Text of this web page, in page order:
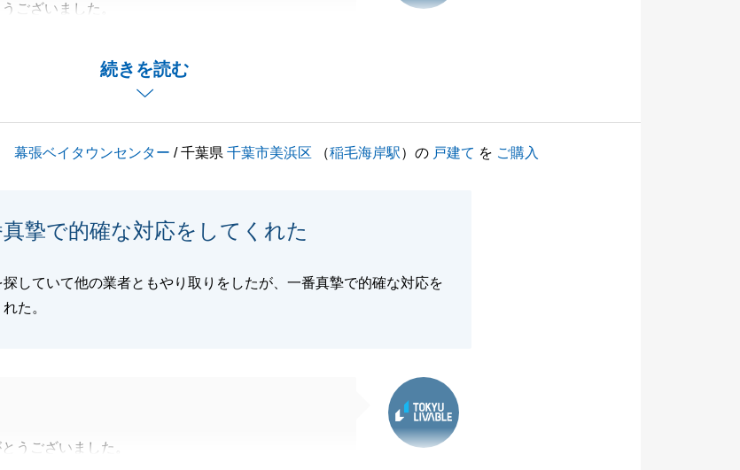
続きを読む
ございました。
えられましたが、途中現地対応の件で不快な思い
閉じる
幕張ベイタウンセンター / 千葉県千葉市美浜区 （稲毛海岸駅）の 戸建て を ご購入
摯で的確な対応をしてくれた
探していて他の業者ともやり取りをしたが、一番真摯で的確な対応を
た。
うございました。